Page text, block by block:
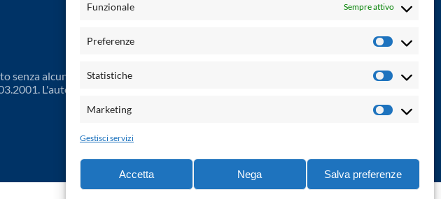
Funzionale Sempre attivo
Preferenze
Statistiche
Marketing
Gestisci servizi
Accetta Nega Salva preferenze
senza alcuna periodicità. Non
L'autore non è
letteraturaenoi.redazione@gmail.com